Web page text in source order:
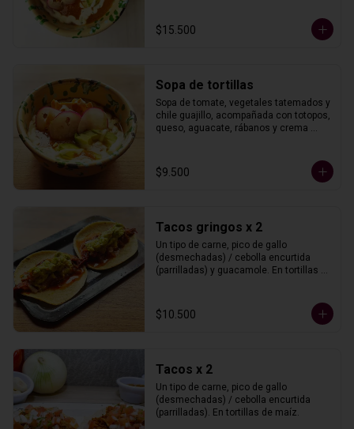
$15.500
Sopa de tortillas
Sopa de tomate, vegetales tatemados y
chile guajillo, acompañada con totopos,
queso, aguacate, rábanos y crema
$9.500
Tacos gringos x 2
Un tipo de carne, pico de gallo
(desmechadas) / cebolla encurtida
(parrilladas) y guacamole. En tortillas
$10.500
Tacos x 2
Un tipo de carne, pico de gallo
(desmechadas) / cebolla encurtida
(parrilladas). En tortillas de maíz.